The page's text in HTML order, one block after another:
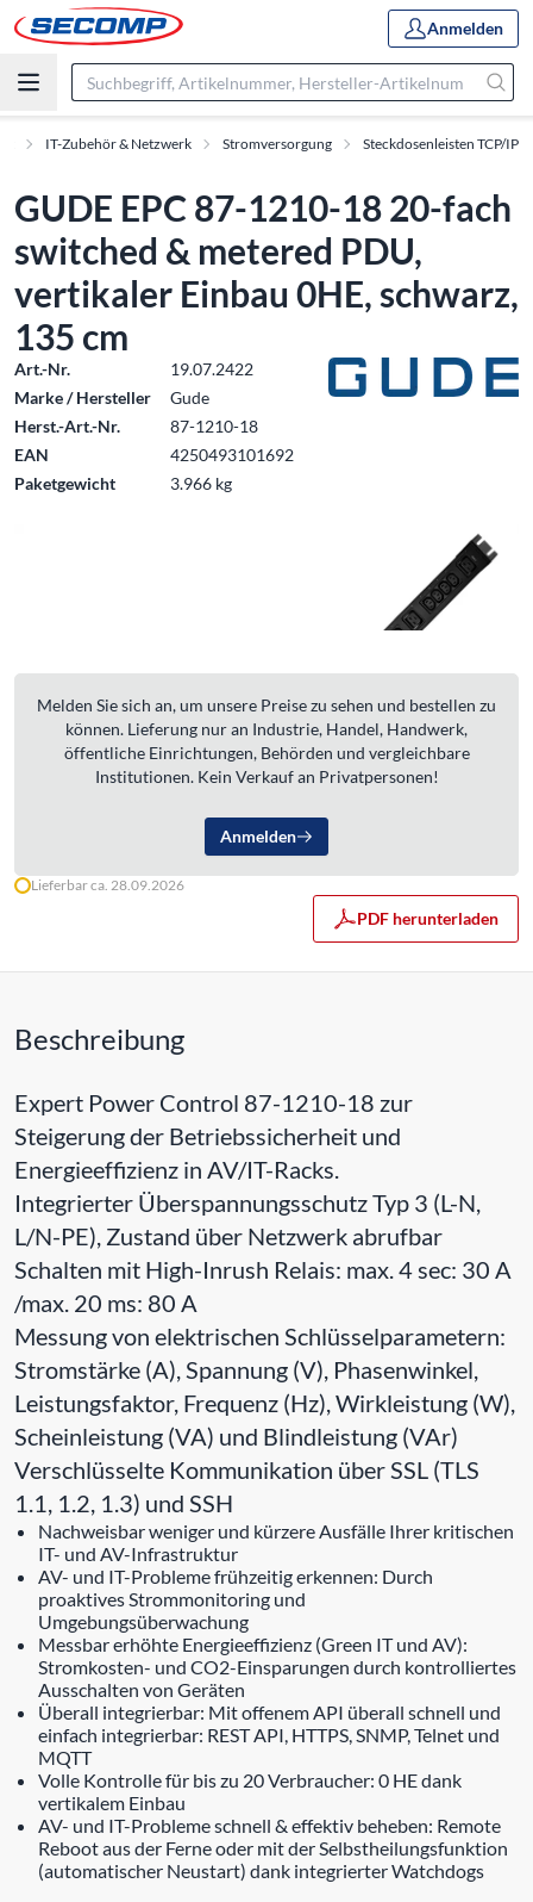
Anmelden
IT-Zubehör & Netzwerk Stromversorgung Steckdosenleisten TCP/IP
GUDE EPC 87-1210-18 20-fach
switched & metered PDU,
vertikaler Einbau 0HE, schwarz,
135 cm
Art.-Nr.
19.07.2422
Marke / Hersteller
Gude
Herst.-Art.-Nr.
87-1210-18
EAN
4250493101692
Paketgewicht
3.966 kg
Melden Sie sich an, um unsere Preise zu sehen und bestellen zu
können. Lieferung nur an Industrie, Handel, Handwerk,
öffentliche Einrichtungen, Behörden und vergleichbare
Institutionen. Kein Verkauf an Privatpersonen!
Anmelden
Lieferbar ca. 28.09.2026
PDF herunterladen
Beschreibung
Expert Power Control 87-1210-18 zur
Steigerung der Betriebssicherheit und
Energieeffizienz in AV/IT-Racks.
Integrierter Überspannungsschutz Typ 3 (L-N,
L/N-PE), Zustand über Netzwerk abrufbar
Schalten mit High-Inrush Relais: max. 4 sec: 30 A
/max. 20 ms: 80 A
Messung von elektrischen Schlüsselparametern:
Stromstärke (A), Spannung (V), Phasenwinkel,
Leistungsfaktor, Frequenz (Hz), Wirkleistung (W),
Scheinleistung (VA) und Blindleistung (VAr)
Verschlüsselte Kommunikation über SSL (TLS
1.1, 1.2, 1.3) und SSH
Nachweisbar weniger und kürzere Ausfälle Ihrer kritischen
IT- und AV-Infrastruktur
AV- und IT-Probleme frühzeitig erkennen: Durch
proaktives Strommonitoring und
Umgebungsüberwachung
Messbar erhöhte Energieeffizienz (Green IT und AV):
Stromkosten- und CO2-Einsparungen durch kontrolliertes
Ausschalten von Geräten
Überall integrierbar: Mit offenem API überall schnell und
einfach integrierbar: REST API, HTTPS, SNMP, Telnet und
MQTT
Volle Kontrolle für bis zu 20 Verbraucher: 0 HE dank
vertikalem Einbau
AV- und IT-Probleme schnell & effektiv beheben: Remote
Reboot aus der Ferne oder mit der Selbstheilungsfunktion
(automatischer Neustart) dank integrierter Watchdogs